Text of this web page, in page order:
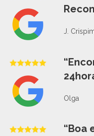
J.
Olga
“Boa